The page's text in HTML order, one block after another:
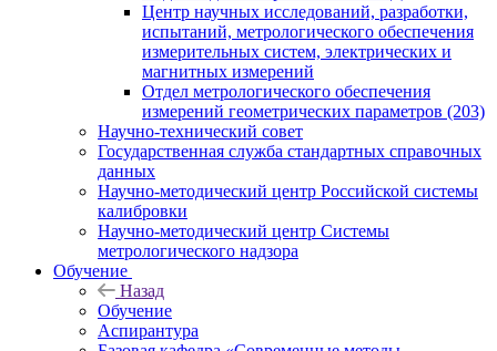
Центр научных исследований, разработки,
испытаний, метрологического обеспечения
измерительных систем, электрических и
магнитных измерений
Отдел метрологического обеспечения
измерений геометрических параметров (203)
Научно-технический совет
Государственная служба стандартных справочных
данных
Научно-методический центр Российской системы
калибровки
Научно-методический центр Системы
метрологического надзора
Обучение
Назад
Обучение
Аспирантура